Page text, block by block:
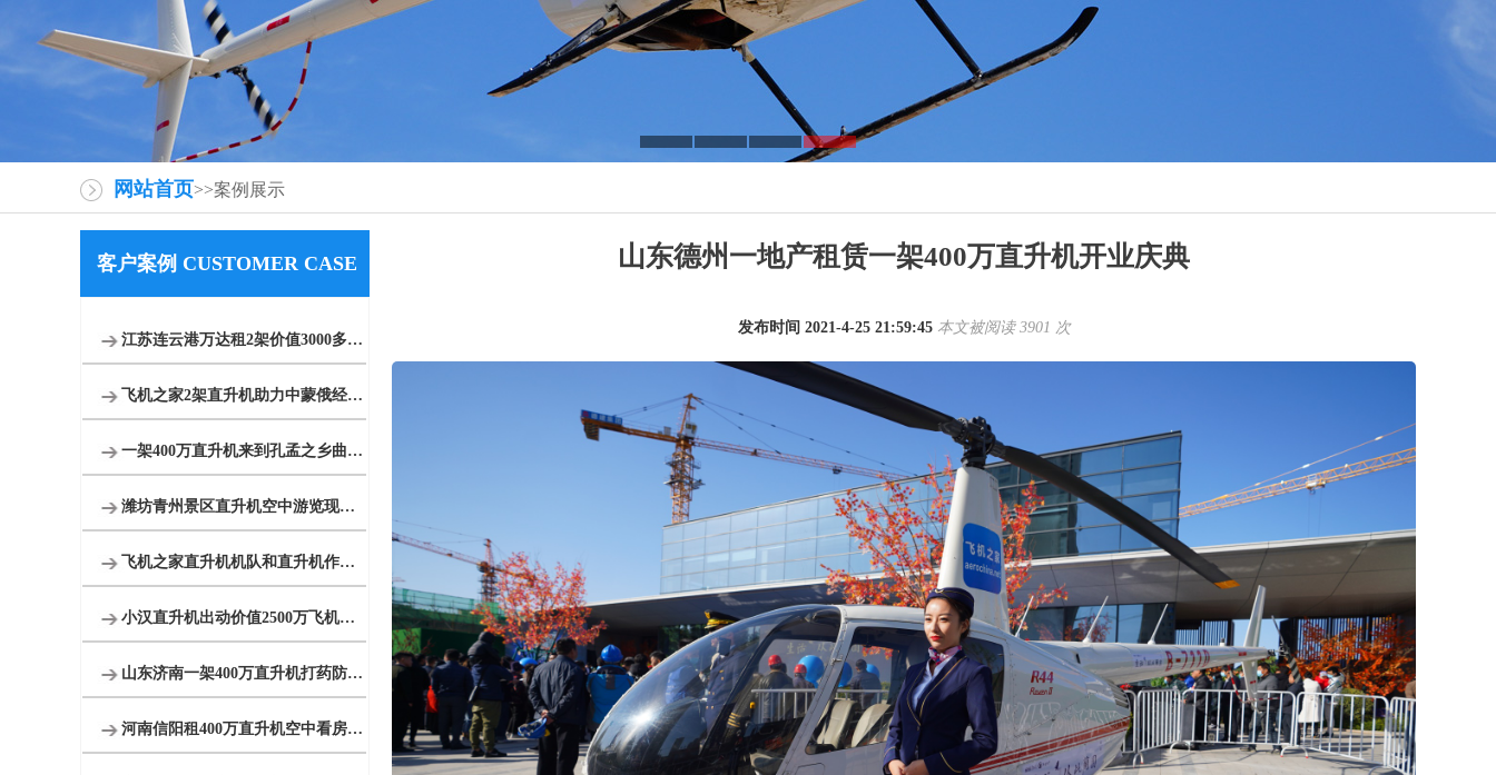
1 2 3 4
网站首页>>案例展示
客户案例 CUSTOMER CASE
江苏连云港万达租2架价值3000多万直升机看房
飞机之家2架直升机助力中蒙俄经贸合作
一架400万直升机来到孔孟之乡曲阜航空科普
潍坊青州景区直升机空中游览现场人山人海
飞机之家直升机机队和直升机作业运输车辆
小汉直升机出动价值2500万飞机完成2次马拉松直升机航拍直播
山东济南一架400万直升机打药防治春尺蠖
河南信阳租400万直升机空中看房短视频600万播放
山东德州一地产租赁一架400万直升机开业庆典
发布时间 2021-4-25 21:59:45 本文被阅读 3901 次